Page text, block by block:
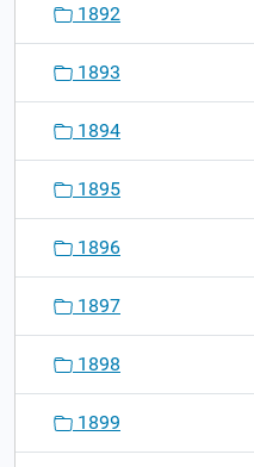
1892
1893
1894
1895
1896
1897
1898
1899